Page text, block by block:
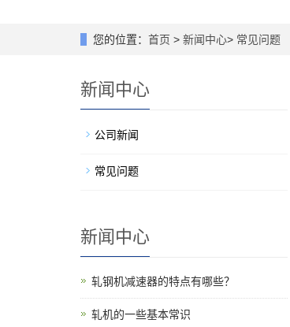
您的位置： 首页 > 新闻中心> 常见问题
新闻中心
公司新闻
常见问题
新闻中心
轧钢机减速器的特点有哪些？
轧机的一些基本常识